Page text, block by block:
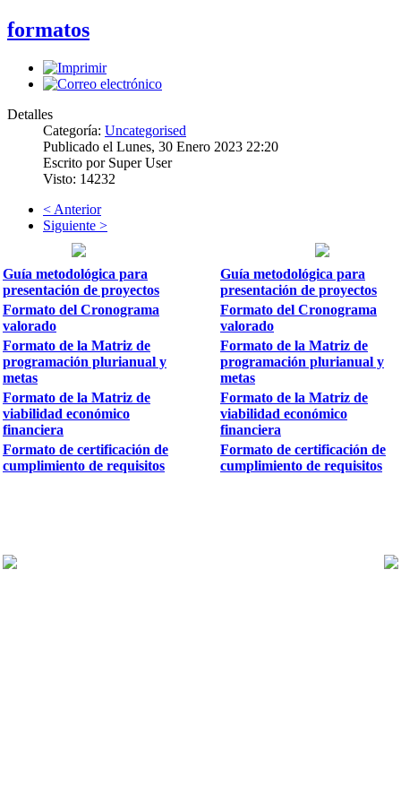
formatos
Detalles
Categoría: Uncategorised
Publicado el Lunes, 30 Enero 2023 22:20
Escrito por Super User
Visto: 14232
Guía metodológica para
presentación de proyectos
Guía metodológica para
presentación de proyectos
Formato del Cronograma
valorado
Formato del Cronograma
valorado
Formato de la Matriz de
programación plurianual y
metas
Formato de la Matriz de
programación plurianual y
metas
Formato de la Matriz de
viabilidad económico
financiera
Formato de la Matriz de
viabilidad económico
financiera
Formato de certificación de
cumplimiento de requisitos
Formato de certificación de
cumplimiento de requisitos
< Anterior
Siguiente >